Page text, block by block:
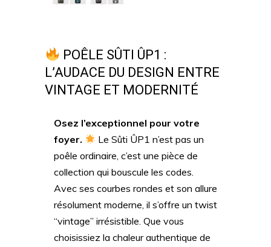
POÊLE SÛTI ÛP1 :
L’AUDACE DU DESIGN ENTRE
VINTAGE ET MODERNITÉ
Osez l’exceptionnel pour votre
foyer.
Le Sûti ÛP1 n’est pas un
poêle ordinaire, c’est une pièce de
collection qui bouscule les codes.
Avec ses courbes rondes et son allure
résolument moderne, il s’offre un twist
“vintage” irrésistible. Que vous
choisissiez la chaleur authentique de